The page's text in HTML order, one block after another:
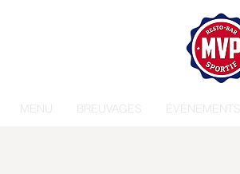
MENU BREUVAGES ÉVÉNEMENTS